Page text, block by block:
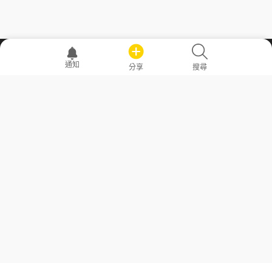
職場透明化運動
通知 分享 搜尋